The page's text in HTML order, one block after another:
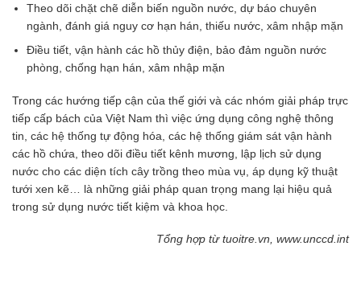
Theo dõi chặt chẽ diễn biến nguồn nước, dự báo chuyên
ngành, đánh giá nguy cơ hạn hán, thiếu nước, xâm nhập mặn
Điều tiết, vận hành các hồ thủy điện, bảo đảm nguồn nước
phòng, chống hạn hán, xâm nhập mặn
Trong các hướng tiếp cận của thế giới và các nhóm giải pháp trực
tiếp cấp bách của Việt Nam thì việc ứng dụng công nghệ thông
tin, các hệ thống tự động hóa, các hệ thống giám sát vận hành
các hồ chứa, theo dõi điều tiết kênh mương, lập lịch sử dụng
nước cho các diện tích cây trồng theo mùa vụ, áp dụng kỹ thuật
tưới xen kẽ… là những giải pháp quan trọng mang lại hiệu quả
trong sử dụng nước tiết kiệm và khoa học.
Tổng hợp từ tuoitre.vn, www.unccd.int